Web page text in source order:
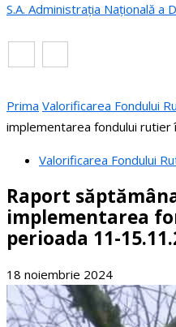
S.A. Administrația Națională a
Prima Valorificarea Fondului
implementarea fondului
Valorificarea Fondului
Raport
implementarea
perioada 11-
18 noiembrie 2024